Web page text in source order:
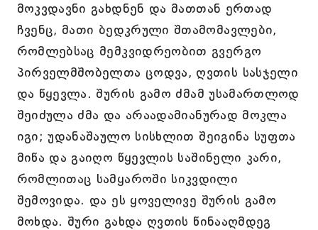
მოკვდავნი გახდნენ და მათთან ერთად
ჩვენც, მათი ბედკრული შთამომავლები,
რომლებსაც მემკვიდრეობით გვერგო
პირველმშობელთა ცოდვა, ღვთის სასჯელი
და წყევლა. შურის გამო ძმამ უსამართლოდ
შეიძულა ძმა და არაადამიანურად მოკლა
იგი; უდანაშაულო სისხლით შეიგინა სუფთა
მიწა და გაიღო წყევლის საშინელი კარი,
რომლითაც სამყაროში სიკვდილი
შემოვიდა. და ეს ყოველივე შურის გამო
მოხდა. შური გახდა ღვთის წინააღმდეგ